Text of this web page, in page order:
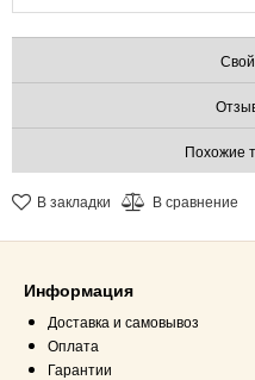
Похожие
В закладки В сравнение
Информация
Доставка и самовывоз
Оплата
Гарантии